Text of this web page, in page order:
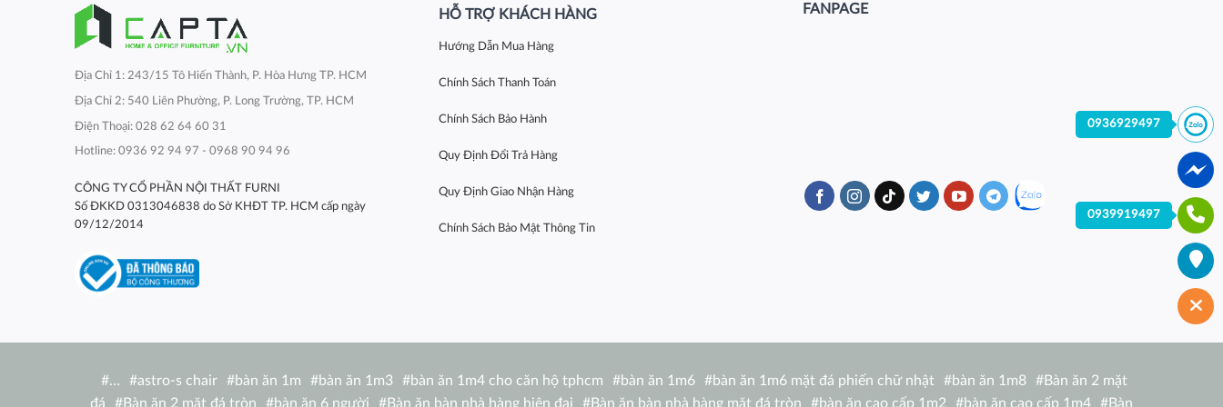
Địa Chỉ 1: 243/15 Tô Hiến Thành, P. Hòa Hưng TP. HCM
Địa Chỉ 2: 540 Liên Phường, P. Long Trường, TP. HCM
Điện Thoại: 028 62 64 60 31
Hotline: 0936 92 94 97 - 0968 90 94 96
CÔNG TY CỔ PHẦN NỘI THẤT FURNI
Số ĐKKD 0313046838 do Sở KHĐT TP. HCM cấp ngày
09/12/2014
HỖ TRỢ KHÁCH HÀNG
Hướng Dẫn Mua Hàng
Chính Sách Thanh Toán
Chính Sách Bảo Hành
Quy Định Đổi Trả Hàng
Quy Định Giao Nhận Hàng
Chính Sách Bảo Mật Thông Tin
FANPAGE
#… #astro-s chair #bàn ăn 1m #bàn ăn 1m3 #bàn ăn 1m4 cho căn hộ tphcm #bàn ăn 1m6 #bàn ăn 1m6 mặt đá phiến chữ nhật #bàn ăn 1m8 #Bàn ăn 2 mặt
đá
#Bàn ăn 2 mặt đá tròn #bàn ăn 6 người #Bàn ăn bàn nhà hàng hiện đại #Bàn ăn bàn nhà hàng mặt đá tròn #bàn ăn cao cấp 1m2 #bàn ăn cao cấp 1m4 #Bàn
0936929497
0939919497